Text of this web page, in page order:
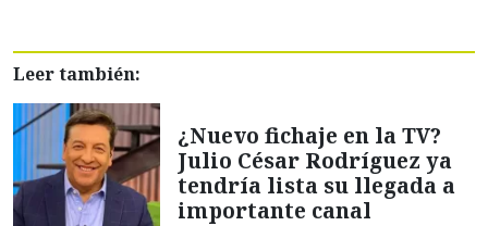
Leer también:
¿Nuevo fichaje en la TV?
Julio César Rodríguez ya
tendría lista su llegada a
importante canal